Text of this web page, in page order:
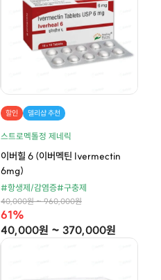
할인 델리샵 추천
스트로멕톨정 제네릭
이버힐 6 (이버멕틴 Ivermectin
6mg)
#항생제/감염증#구충제
40,000원 ~ 960,000원
61%
40,000원 ~ 370,000원